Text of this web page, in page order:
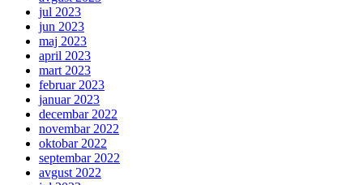
jul 2023
jun 2023
maj 2023
april 2023
mart 2023
februar 2023
januar 2023
decembar 2022
novembar 2022
oktobar 2022
septembar 2022
avgust 2022